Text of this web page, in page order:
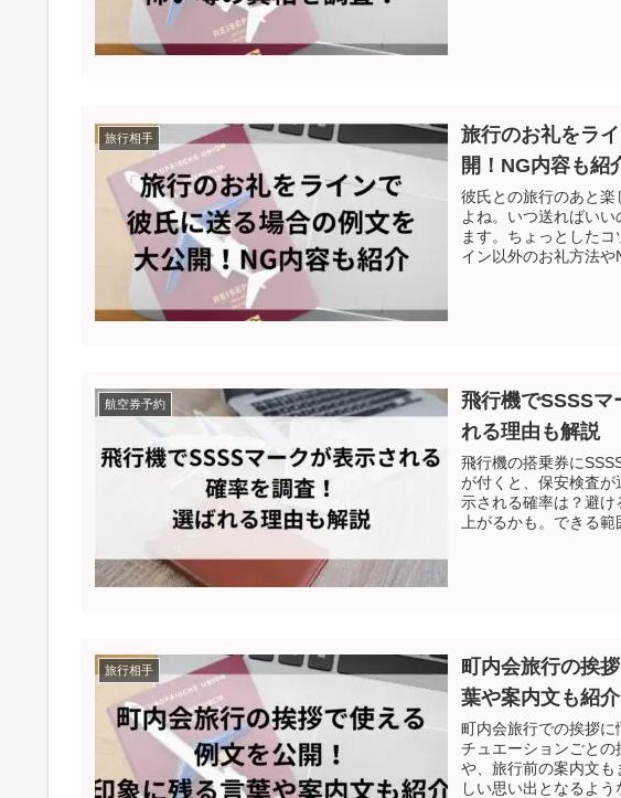
旅行相手
旅行のお礼をラ
開！NG内容も紹
彼氏との旅行のあと
よね。いつ送ればい
ます。ちょっとした
イン以外のお礼方法や
航空券予約
飛行機でSSSSマ
れる理由も解説
飛行機の搭乗券に
が付くと、保安検査
示される確率は？避
上がるかも。できる
旅行相手
町内会旅行の挨
葉や案内文も紹介
町内会旅行での挨拶
チュエーションごとの
や、旅行前の案内文
しい思い出となるよう